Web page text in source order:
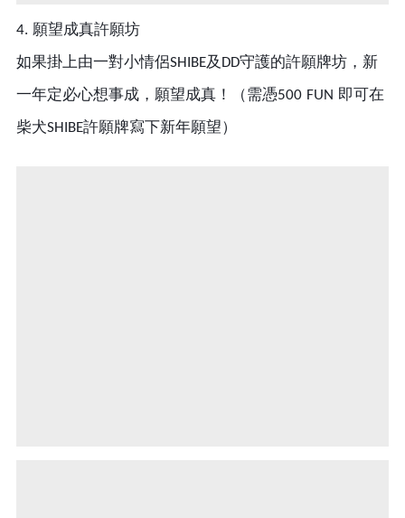
4. 願望成真許願坊
如果掛上由一對小情侶SHIBE及 DD守護的許願牌坊， 新
一年定必心想事成，願望成真！（需憑500 FUN 即可在
柴犬SHIBE許願牌寫下新年願望）